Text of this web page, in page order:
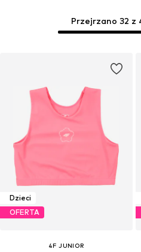
Przejrzano 32 z
Dzieci
OFERTA
4F JUNIOR